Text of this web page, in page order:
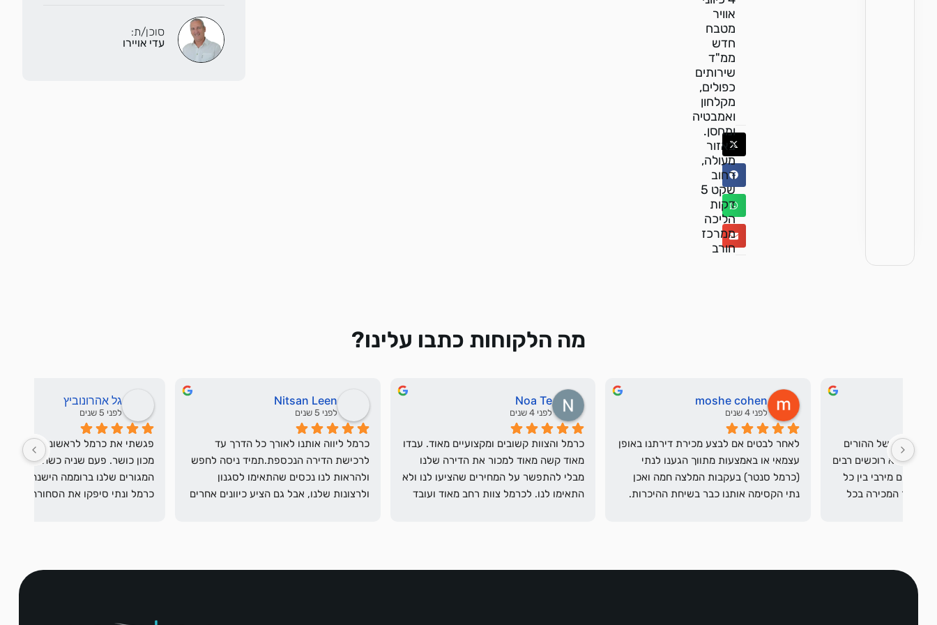
אוויר
מטבח
חדש
ממ"ד
שירותים
כפולים,
מקלחון
ואמבטיה
ומחסן.
באזור
מעולה,
רחוב
שקט 5
דקות
הליכה
ממרכז
חורב
סוכן/ת:
עדי אויירו
מה הלקוחות כתבו עלינו?
שלי ברגישות ומקצועיות. הביא רוכשים רבים
moshe cohen
לאחר לבטים אם לבצע מכירת דירתנו באופן
עצמאי או באמצעות מתווך הגענו לנתי
(כרמל סנטר) בעקבות המלצה חמה ואכן
נתי הקסימה אותנו כבר בשיחת ההיכרות.
Noa Te
כרמל והצוות קשובים ומקצועיים מאוד. עבדו
מאוד קשה מאוד למכור את הדירה שלנו
מבלי להתפשר על המחירים שהציעו לנו ולא
התאימו לנו. לכרמל צוות רחב מאוד ועובד
Nitsan Leen
כרמל ליווה אותנו לאורך כל הדרך עד
לרכישת הדירה הנכספת.תמיד ניסה לחפש
ולהראות לנו נכסים שהתאימו לסגנון
ולרצונות שלנו, אבל גם הציע כיוונים אחרים
גל אהרונוביץ
פגשתי את כרמל לראשונה כששכרנו ממנו
מכון כושר. פעם שניה כשהוא מכר את דירת
המגורים שלנו ברוממה הישנה (פלמח 4).
כרמל ונתי סיפקו את הסחורה. הוא מכר לנו